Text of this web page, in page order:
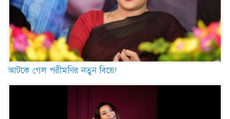
আটকে গেল পরীমণির নতুন বিয়ে!